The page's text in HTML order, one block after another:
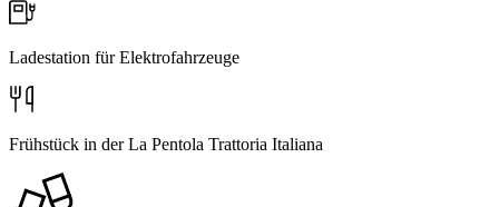
Ladestation für Elektrofahrzeuge
Frühstück in der La Pentola Trattoria Italiana